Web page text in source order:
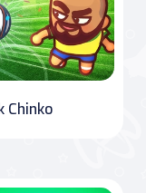
Chinko